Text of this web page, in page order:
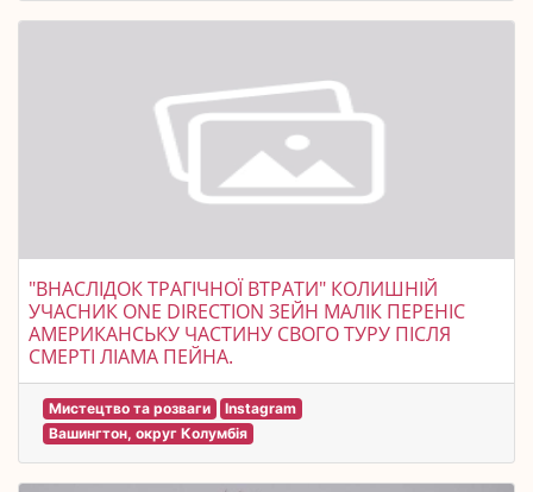
"ВНАСЛІДОК ТРАГІЧНОЇ ВТРАТИ" КОЛИШНІЙ
УЧАСНИК ONE DIRECTION ЗЕЙН МАЛІК ПЕРЕНІС
АМЕРИКАНСЬКУ ЧАСТИНУ СВОГО ТУРУ ПІСЛЯ
СМЕРТІ ЛІАМА ПЕЙНА.
Мистецтво та розваги
Instagram
Вашингтон, округ Колумбія